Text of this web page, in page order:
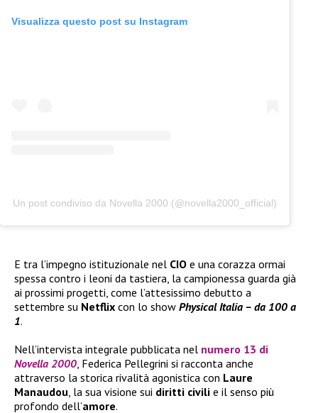
Visualizza questo post su Instagram
Un post condiviso da Novella 2000 (@novella2000_official)
E tra l’impegno istituzionale nel CIO e una corazza ormai
spessa contro i leoni da tastiera, la campionessa guarda già
ai prossimi progetti, come l’attesissimo debutto a
settembre su Netflix con lo show Physical Italia – da 100 a
1.
Nell’intervista integrale pubblicata nel numero 13 di
Novella 2000, Federica Pellegrini si racconta anche
attraverso la storica rivalità agonistica con Laure
Manaudou, la sua visione sui diritti civili e il senso più
profondo dell’amore.